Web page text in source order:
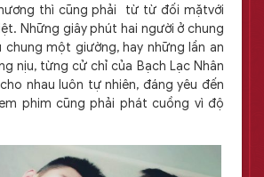
thì cũng phải từ từ đối mặtvới
Những giây phút hai người ở chung
một giường, hay những lần an
nịu, từng cử chỉ của Bạch Lạc Nhân
nhau luôn tự nhiên, đáng yêu đến
phim cũng phải phát cuồng vì độ